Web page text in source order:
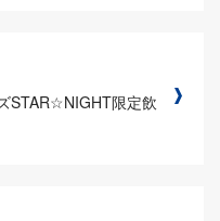
STAR☆NIGHT限定飲